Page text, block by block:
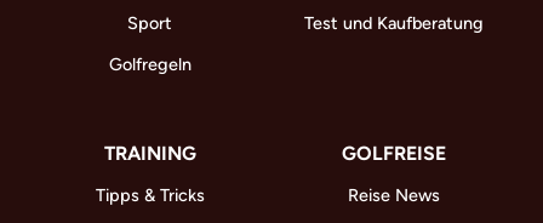
Sport
Golfregeln
Test und Kaufberatung
TRAINING
Tipps & Tricks
GOLFREISE
Reise News